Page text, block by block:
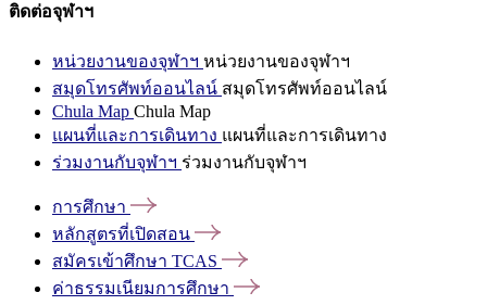
ติดต่อจุฬาฯ
หน่วยงานของจุฬาฯ หน่วยงานของจุฬาฯ
สมุดโทรศัพท์ออนไลน์ สมุดโทรศัพท์ออนไลน์
Chula Map Chula Map
แผนที่และการเดินทาง แผนที่และการเดินทาง
ร่วมงานกับจุฬาฯ ร่วมงานกับจุฬาฯ
การศึกษา
หลักสูตรที่เปิดสอน
สมัครเข้าศึกษา TCAS
ค่าธรรมเนียมการศึกษา